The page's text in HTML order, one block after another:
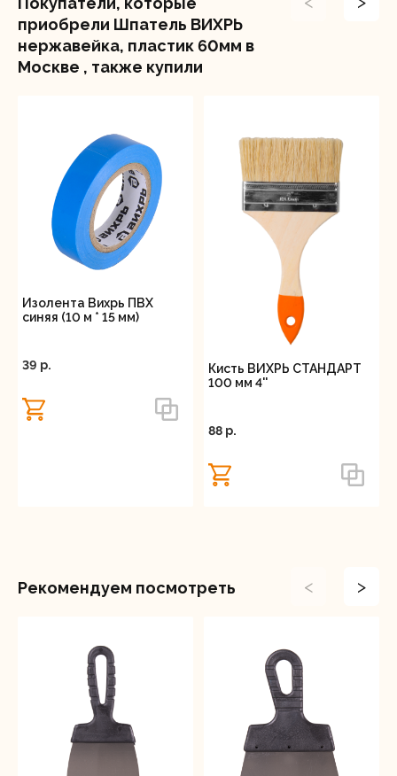
приобрели Шпатель ВИХРЬ
нержавейка, пластик 60мм в
Москве , также купили
Изолента Вихрь ПВХ
синяя (10 м * 15 мм)
39 p.
Кисть ВИХРЬ СТАНДАРТ
100 мм 4''
88 p.
Рекомендуем посмотреть < >